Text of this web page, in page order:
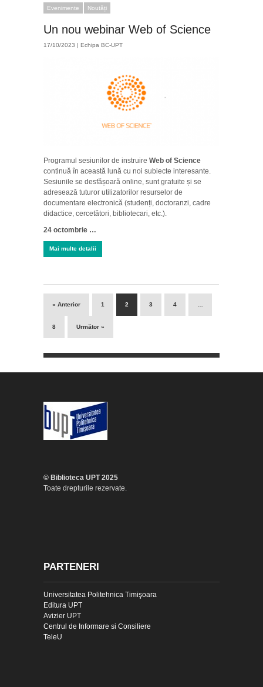
Evenimente Noutăți
Un nou webinar Web of Science
17/10/2023 | Echipa BC-UPT
Programul sesiunilor de instruire Web of Science
continuă în această lună cu noi subiecte interesante.
Sesiunile se desfășoară online, sunt gratuite și se
adresează tuturor utilizatorilor resurselor de
documentare electronică (studenți, doctoranzi, cadre
didactice, cercetători, bibliotecari, etc.).
24 octombrie …
Mai multe detalii
« Anterior 1 2 3 4
8 Următor »
© Biblioteca UPT 2025
Toate drepturile rezervate.
PARTENERI
Universitatea Politehnica Timişoara
Editura UPT
Avizier UPT
Centrul de Informare si Consiliere
TeleU